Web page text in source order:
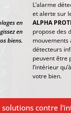
L’alarme
et alerte sur
ALPHA
propose des
mouvements
détecteurs
peuvent être
l’intérieur
votre bien.
en
en
biens.
contre